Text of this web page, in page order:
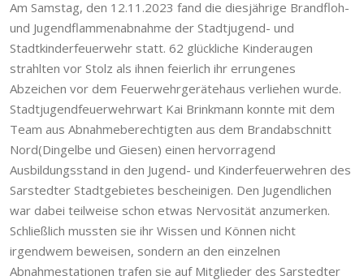
Am Samstag, den 12.11.2023 fand die diesjährige Brandfloh-
und Jugendflammenabnahme der Stadtjugend- und
Stadtkinderfeuerwehr statt. 62 glückliche Kinderaugen
strahlten vor Stolz als ihnen feierlich ihr errungenes
Abzeichen vor dem Feuerwehrgerätehaus verliehen wurde.
Stadtjugendfeuerwehrwart Kai Brinkmann konnte mit dem
Team aus Abnahmeberechtigten aus dem Brandabschnitt
Nord(Dingelbe und Giesen) einen hervorragend
Ausbildungsstand in den Jugend- und Kinderfeuerwehren des
Sarstedter Stadtgebietes bescheinigen. Den Jugendlichen
war dabei teilweise schon etwas Nervosität anzumerken.
Schließlich mussten sie ihr Wissen und Können nicht
irgendwem beweisen, sondern an den einzelnen
Abnahmestationen trafen sie auf Mitglieder des Sarstedter